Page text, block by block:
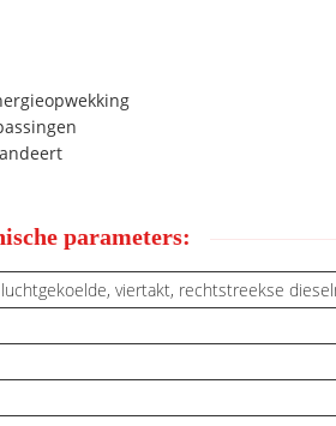
parameters:
viertakt, rechtstreekse